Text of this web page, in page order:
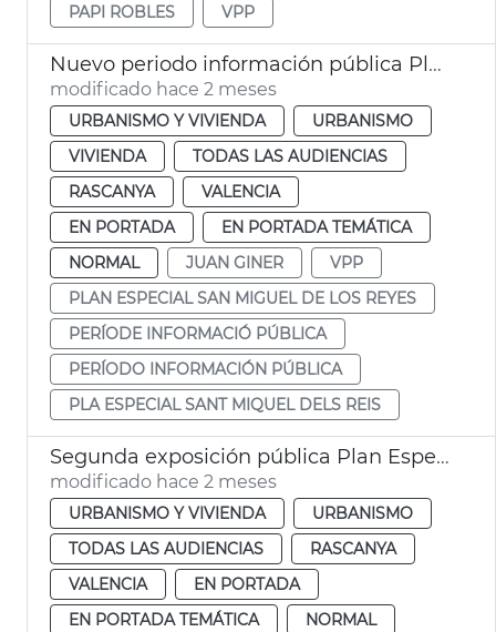
PAPI ROBLES
VPP
Nuevo periodo información pública Plan Especial San Miguel de los Reyes. València
modificado hace 2 meses
URBANISMO Y VIVIENDA
URBANISMO
VIVIENDA
TODAS LAS AUDIENCIAS
RASCANYA
VALENCIA
EN PORTADA
EN PORTADA TEMÁTICA
NORMAL
JUAN GINER
VPP
PLAN ESPECIAL SAN MIGUEL DE LOS REYES
PERÍODE INFORMACIÓ PÚBLICA
PERÍODO INFORMACIÓN PÚBLICA
PLA ESPECIAL SANT MIQUEL DELS REIS
Segunda exposición pública Plan Especial Sant Miquel dels Reis València
modificado hace 2 meses
URBANISMO Y VIVIENDA
URBANISMO
TODAS LAS AUDIENCIAS
RASCANYA
VALENCIA
EN PORTADA
EN PORTADA TEMÁTICA
NORMAL